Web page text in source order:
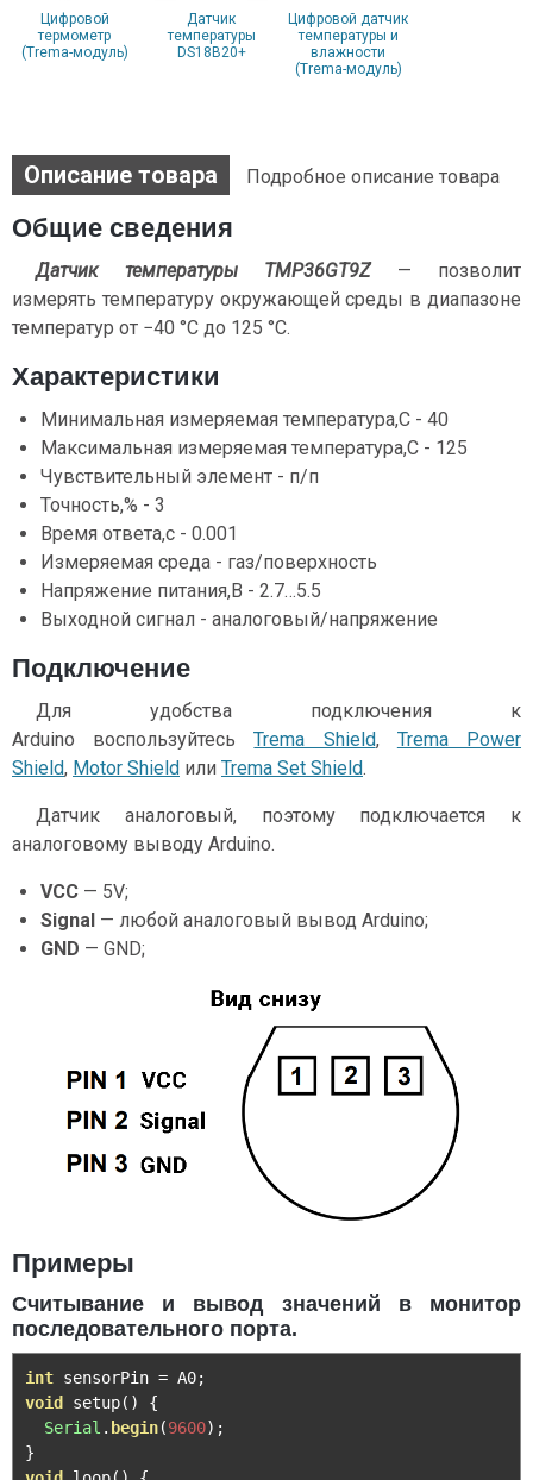
Цифровой
термометр
(Trema-модуль)
Датчик
температуры
DS18B20+
Цифровой датчик
температуры и
влажности
(Trema-модуль)
Описание товара Подробное описание товара
Общие сведения
Датчик температуры TMP36GT9Z— позволит
измерять температуру окружающей среды в диапазоне
температур от −40 °C до 125 °C.
Характеристики
Минимальная измеряемая температура,С - 40
Максимальная измеряемая температура,С - 125
Чувствительный элемент - п/п
Точность,% - 3
Время ответа,с - 0.001
Измеряемая среда - газ/поверхность
Напряжение питания,В - 2.7…5.5
Выходной сигнал - аналоговый/напряжение
Подключение
Для удобства подключения к
Arduino воспользуйтесьTrema Shield, Trema Power
Shield, Motor Shield или Trema Set Shield.
Датчик аналоговый, поэтому подключается к
аналоговому выводу Arduino.
VCC — 5V;
Signal — любой аналоговый вывод Arduino;
GND — GND;
Примеры
Считывание и вывод значений в монитор
последовательного порта.
int sensorPin = A0;
void
setup()
{
Serial . begin(9600);
}